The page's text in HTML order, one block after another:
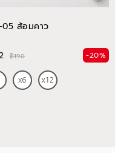
05 ส้อมคาว
฿190 -20%